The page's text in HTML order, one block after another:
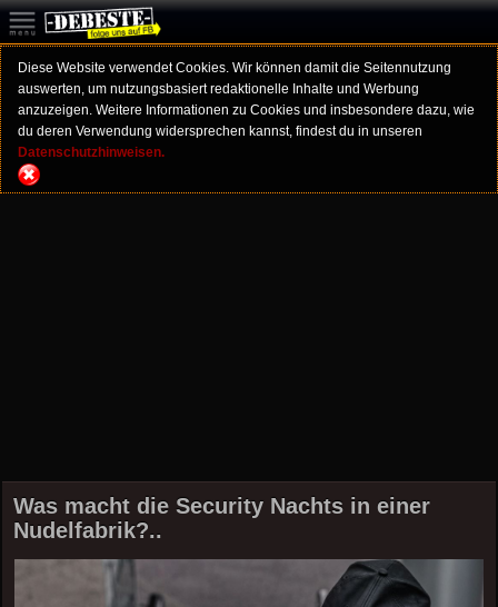
Diese Website verwendet Cookies. Wir können damit die Seitennutzung
auswerten, um nutzungsbasiert redaktionelle Inhalte und Werbung
anzuzeigen. Weitere Informationen zu Cookies und insbesondere dazu, wie
du deren Verwendung widersprechen kannst, findest du in unseren
Datenschutzhinweisen.
Was macht die Security Nachts in einer
Nudelfabrik?..